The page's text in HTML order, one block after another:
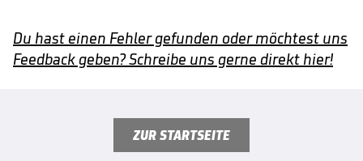
Du hast einen Fehler gefunden oder möchtest uns
Feedback geben? Schreibe uns gerne direkt hier!
ZUR STARTSEITE